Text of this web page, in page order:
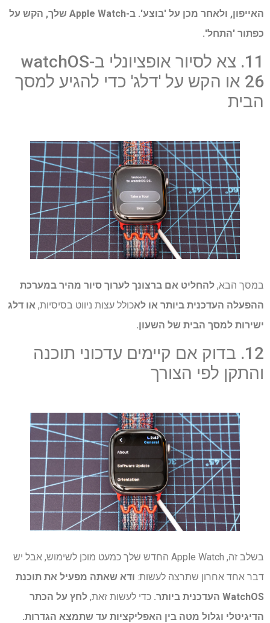
האייפון, ולאחר מכן על 'בוצע'. ב-Apple Watch שלך, הקש על
כפתור 'התחל'.
11. צא לסיור אופציונלי ב-watchOS
26 או הקש על 'דלג' כדי להגיע למסך
הבית
במסך הבא, להחליט אם ברצונך לערוך סיור מהיר במערכת
ההפעלה העדכנית ביותר או לאכולל עצות ניווט בסיסיות, או דלג
ישירות למסך הבית של השעון.
12. בדוק אם קיימים עדכוני תוכנה
והתקן לפי הצורך
בשלב זה, Apple Watch החדש שלך כמעט מוכן לשימוש, אבל יש
דבר אחד אחרון שתרצה לעשות: ודא שאתה מפעיל את תוכנת
WatchOS העדכנית ביותר.
כדי לעשות זאת, לחץ על הכתר
הדיגיטלי וגלול מטה בין האפליקציות עד שתמצא הגדרות.